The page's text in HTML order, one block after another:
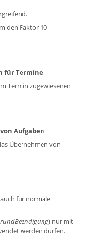
den Faktor 10
für Termine
Termin zugewiesenen
Aufgaben
Übernehmen von
für normale
) nur mit
werden dürfen.